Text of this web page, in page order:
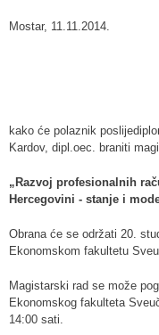
Mostar, 11.11.2014.
O G L A
kako će polaznik
Kardov, dipl.oec. braniti
„ Razvoj profesionalnih
Hercegovini - stanje i
Obrana će se održati 20.
Ekonomskom fakultetu
Magistarski rad se može
Ekonomskog fakulteta
14:00 sati.